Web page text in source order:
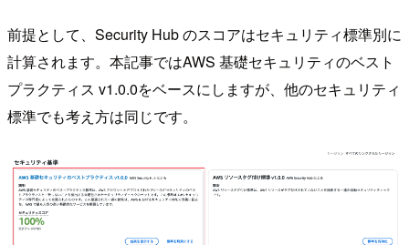
前提として、Security Hub のスコアはセキュリティ標準別に
計算されます。本記事ではAWS 基礎セキュリティのベスト
プラクティス v1.0.0をベースにしますが、他のセキュリティ
標準でも考え方は同じです。